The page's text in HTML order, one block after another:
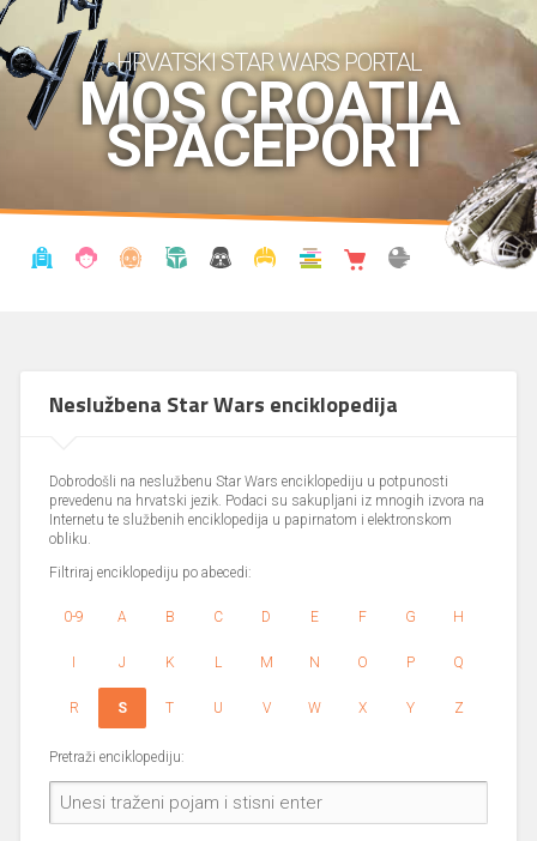
HRVATSKI STAR WARS PORTAL
MOS CROATIA
SPACEPORT
Neslužbena Star Wars enciklopedija
Dobrodošli na neslužbenu Star Wars enciklopediju u potpunosti
prevedenu na hrvatski jezik. Podaci su sakupljani iz mnogih izvora na
Internetu te službenih enciklopedija u papirnatom i elektronskom
obliku.
Filtriraj enciklopediju po abecedi:
0-9 A B C D E F G H
I J K L M N O P Q
R S T U V W X Y Z
Pretraži enciklopediju: